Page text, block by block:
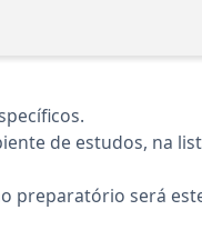
de estudos, na
preparatório será